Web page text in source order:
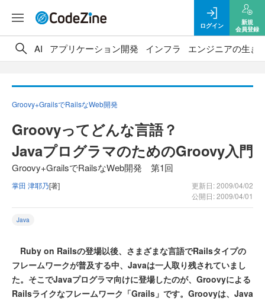
ログイン
新規
会員登録
AI アプリケーション開発 インフラ エンジニアの生き
Groovy+GrailsでRailsなWeb開発
Groovyってどんな言語？
JavaプログラマのためのGroovy入門
Groovy+GrailsでRailsなWeb開発 第1回
掌田 津耶乃[著]
更新日: 2009/04/02
公開日: 2009/04/01
Java
Ruby on Railsの登場以後、さまざまな言語でRailsタイプの
フレームワークが普及する中、Javaは一人取り残されていまし
た。そこでJavaプログラマ向けに登場したのが、Groovyによる
Railsライクなフレームワーク「Grails」です。Groovyは、Java